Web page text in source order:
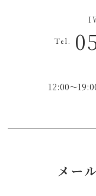
Tel.
12:00～
メー